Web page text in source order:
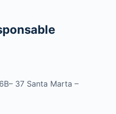
37 Santa Marta –